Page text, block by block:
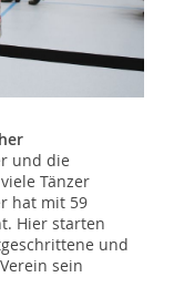
und die
Tänzer
hat mit 59
Hier starten
und
sein